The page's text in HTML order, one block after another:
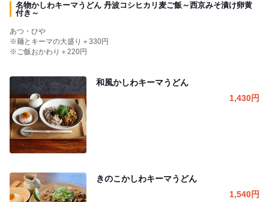
名物かしわキーマうどん 丹波コシヒカリ麦ご飯～西京みそ漬け卵黄
付き～
あつ・ひや
※麺とキーマの大盛り＋330円
※ご飯おかわり＋220円
和風かしわキーマうどん
1,430円
きのこかしわキーマうどん
1,540円